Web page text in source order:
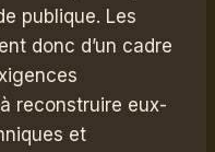
publique. Les
donc d’un cadre
reconstruire eux-
et